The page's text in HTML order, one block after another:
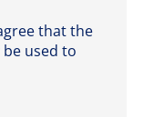
that the
used to